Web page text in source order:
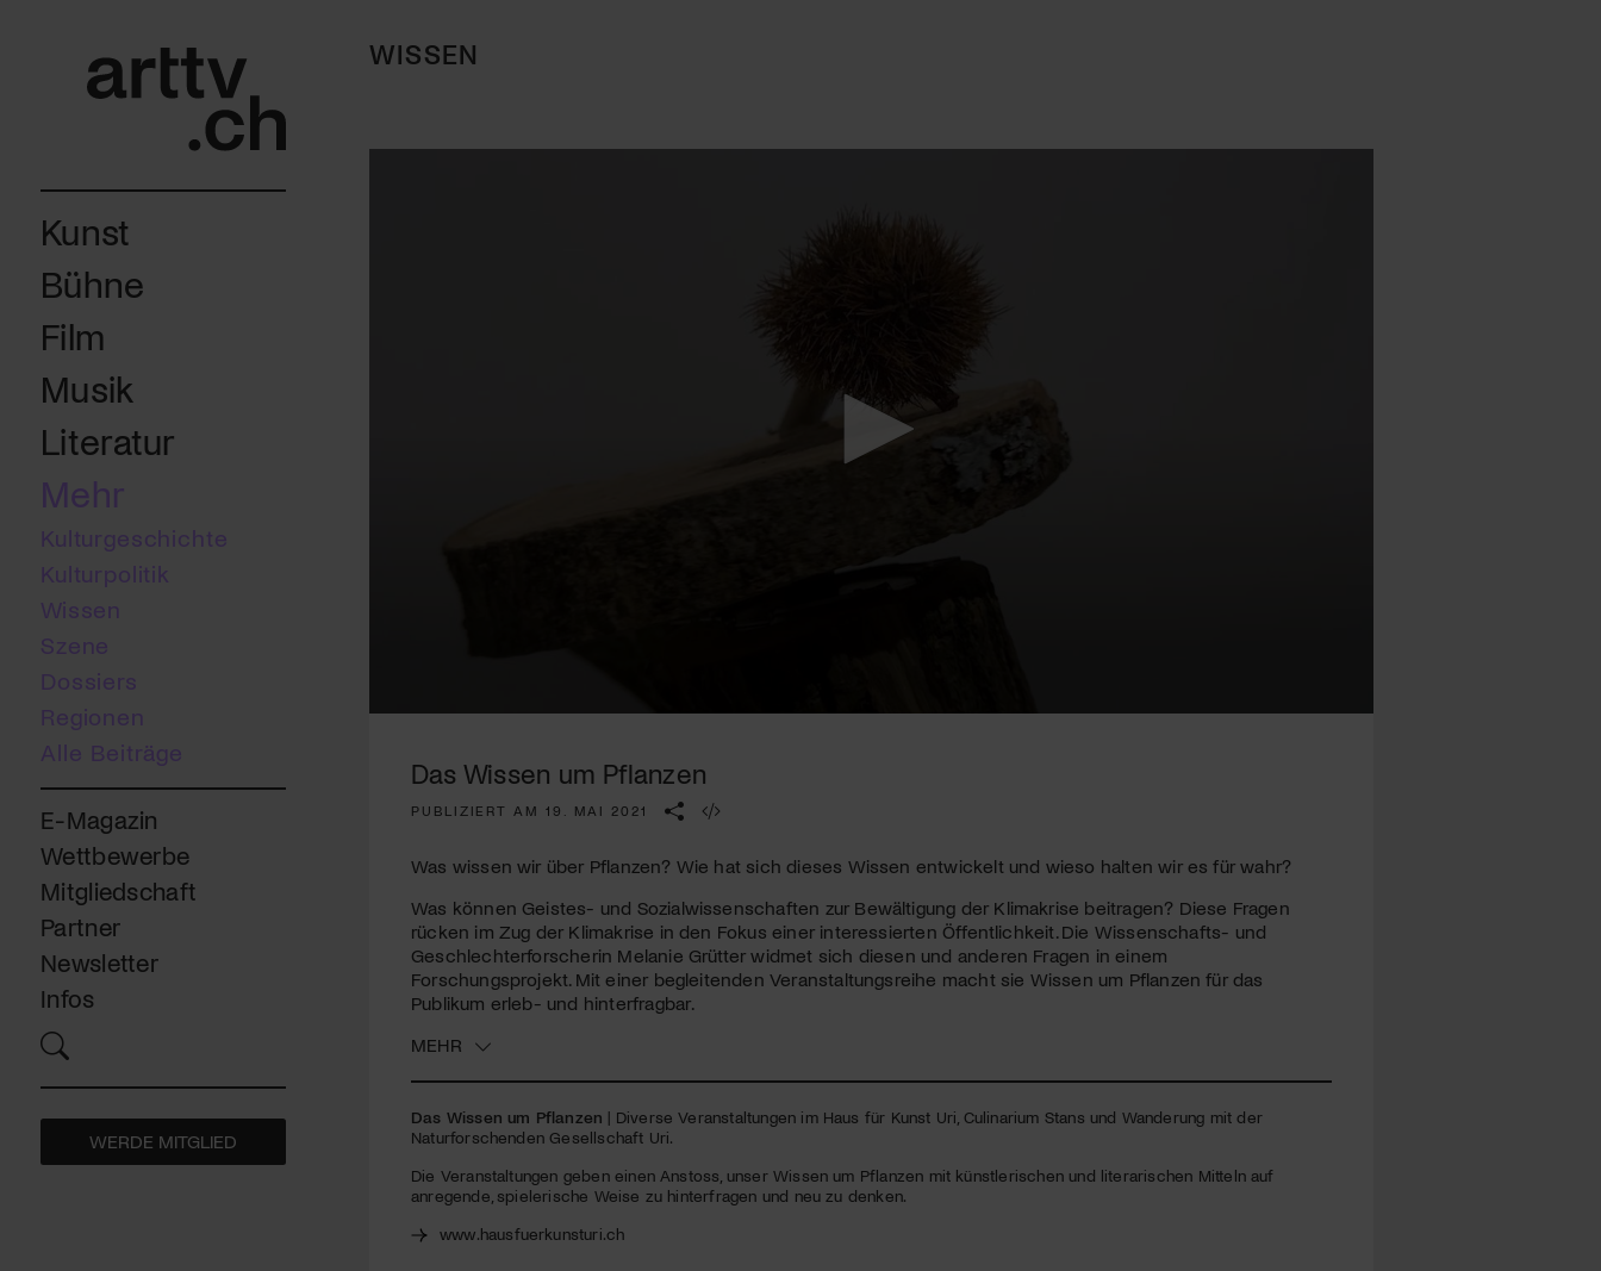
Kunst
Bühne
Film
Musik
Literatur
Mehr
Kulturgeschichte
Kulturpolitik
Wissen
Szene
Dossiers
Regionen
Alle Beiträge
E-Magazin
Wettbewerbe
Mitgliedschaft
Partner
Newsletter
Infos
WERDE MITGLIED
WISSEN
Das Wissen um Pflanzen
PUBLIZIERT AM 19. MAI 2021
Was wissen wir über Pflanzen? Wie hat sich dieses Wissen entwickelt und wieso halten wir es für wahr?
Was können Geistes- und Sozialwissenschaften zur Bewältigung der Klimakrise beitragen? Diese Fragen
rücken im Zug der Klimakrise in den Fokus einer interessierten Öffentlichkeit. Die Wissenschafts- und
Geschlechterforscherin Melanie Grütter widmet sich diesen und anderen Fragen in einem
Forschungsprojekt. Mit einer begleitenden Veranstaltungsreihe macht sie Wissen um Pflanzen für das
Publikum erleb- und hinterfragbar.
MEHR
Das Wissen um Pflanzen | Diverse Veranstaltungen im Haus für Kunst Uri, Culinarium Stans und Wanderung mit der
Naturforschenden Gesellschaft Uri.
Die Veranstaltungen geben einen Anstoss, unser Wissen um Pflanzen mit künstlerischen und literarischen Mitteln auf
anregende, spielerische Weise zu hinterfragen und neu zu denken.
www.hausfuerkunsturi.ch